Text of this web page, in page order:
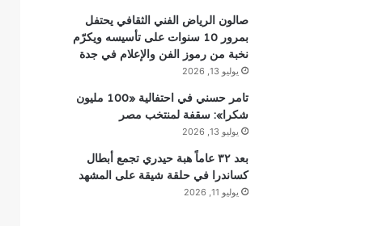
صالون الرياض الفني الثقافي يحتفل
بمرور 10 سنوات على تأسيسه ويكرّم
نخبة من رموز الفن والإعلام في جدة
يوليو 13, 2026
تامر حسني في احتفالية «100 مليون
شكرا»: سقفة لمنتخب مصر
يوليو 13, 2026
بعد ٣٢ عاماً هبة حيدري تجمع أبطال
كساندرا في حلقة شيقة على المشهد
يوليو 11, 2026